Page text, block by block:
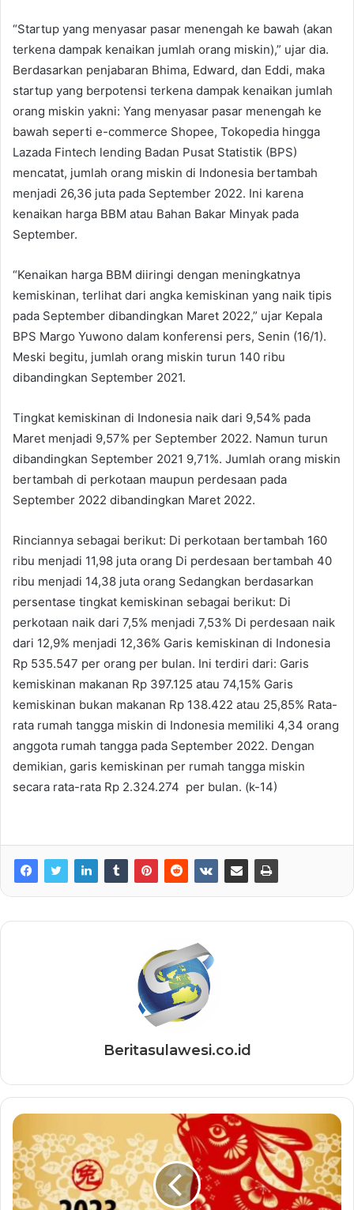
“Startup yang menyasar pasar menengah ke bawah (akan
terkena dampak kenaikan jumlah orang miskin),” ujar dia.
Berdasarkan penjabaran Bhima, Edward, dan Eddi, maka
startup yang berpotensi terkena dampak kenaikan jumlah
orang miskin yakni: Yang menyasar pasar menengah ke
bawah seperti e-commerce Shopee, Tokopedia hingga
Lazada Fintech lending Badan Pusat Statistik (BPS)
mencatat, jumlah orang miskin di Indonesia bertambah
menjadi 26,36 juta pada September 2022. Ini karena
kenaikan harga BBM atau Bahan Bakar Minyak pada
September.
“Kenaikan harga BBM diiringi dengan meningkatnya
kemiskinan, terlihat dari angka kemiskinan yang naik tipis
pada September dibandingkan Maret 2022,” ujar Kepala
BPS Margo Yuwono dalam konferensi pers, Senin (16/1).
Meski begitu, jumlah orang miskin turun 140 ribu
dibandingkan September 2021.
Tingkat kemiskinan di Indonesia naik dari 9,54% pada
Maret menjadi 9,57% per September 2022. Namun turun
dibandingkan September 2021 9,71%. Jumlah orang miskin
bertambah di perkotaan maupun perdesaan pada
September 2022 dibandingkan Maret 2022.
Rinciannya sebagai berikut: Di perkotaan bertambah 160
ribu menjadi 11,98 juta orang Di perdesaan bertambah 40
ribu menjadi 14,38 juta orang Sedangkan berdasarkan
persentase tingkat kemiskinan sebagai berikut: Di
perkotaan naik dari 7,5% menjadi 7,53% Di perdesaan naik
dari 12,9% menjadi 12,36% Garis kemiskinan di Indonesia
Rp 535.547 per orang per bulan. Ini terdiri dari: Garis
kemiskinan makanan Rp 397.125 atau 74,15% Garis
kemiskinan bukan makanan Rp 138.422 atau 25,85% Rata-
rata rumah tangga miskin di Indonesia memiliki 4,34 orang
anggota rumah tangga pada September 2022. Dengan
demikian, garis kemiskinan per rumah tangga miskin
secara rata-rata Rp 2.324.274 per bulan. (k-14)
Beritasulawesi.co.id